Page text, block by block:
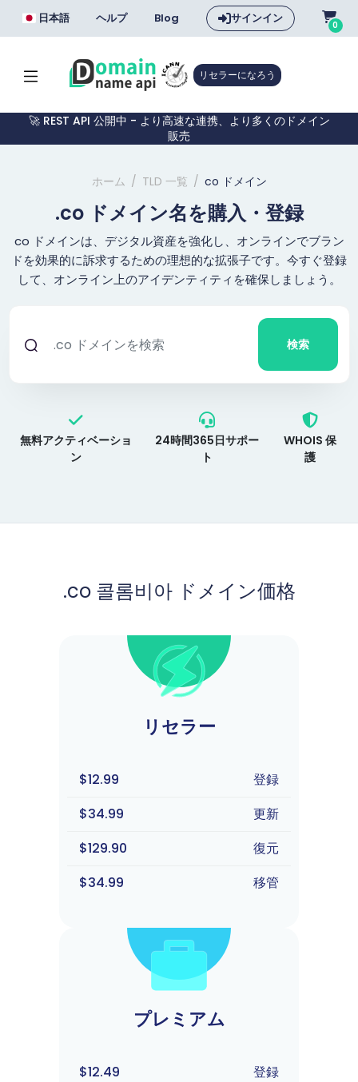
日本語 ヘルプ Blog サインイン 0
リセラーになろう
🚀 REST API 公開中 - より高速な連携、より多くのドメイン
販売
ホーム TLD 一覧 co ドメイン
.co ドメイン名を購入・登録
co ドメインは、デジタル資産を強化し、オンラインでブラン
ドを効果的に訴求するための理想的な拡張子です。今すぐ登録
して、オンライン上のアイデンティティを確保しましょう。
検索
無料アクティベーショ
ン
24時間365日サポー
ト
WHOIS 保
護
.co 콜롬비아 ドメイン価格
リセラー
$12.99
登録
$34.99
更新
$129.90
復元
$34.99
移管
プレミアム
$12.49
登録